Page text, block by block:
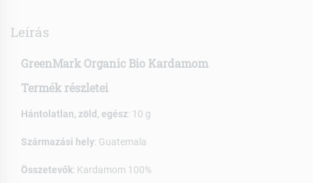
Leírás
GreenMark Organic Bio Kardamom
Termék részletei
Hántolatlan, zöld, egész: 10 g
Származási hely: Guatemala
Összetevők: Kardamom 100%